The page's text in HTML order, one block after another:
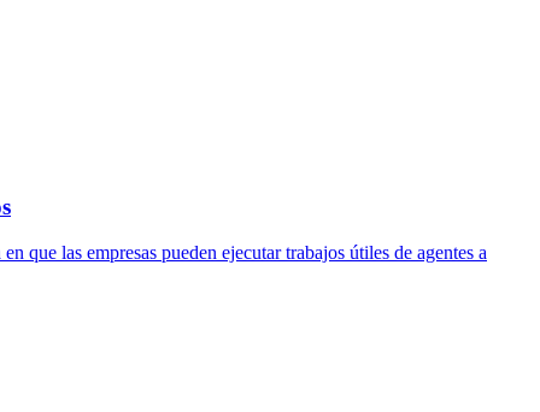
que las empresas pueden ejecutar trabajos útiles de agentes a